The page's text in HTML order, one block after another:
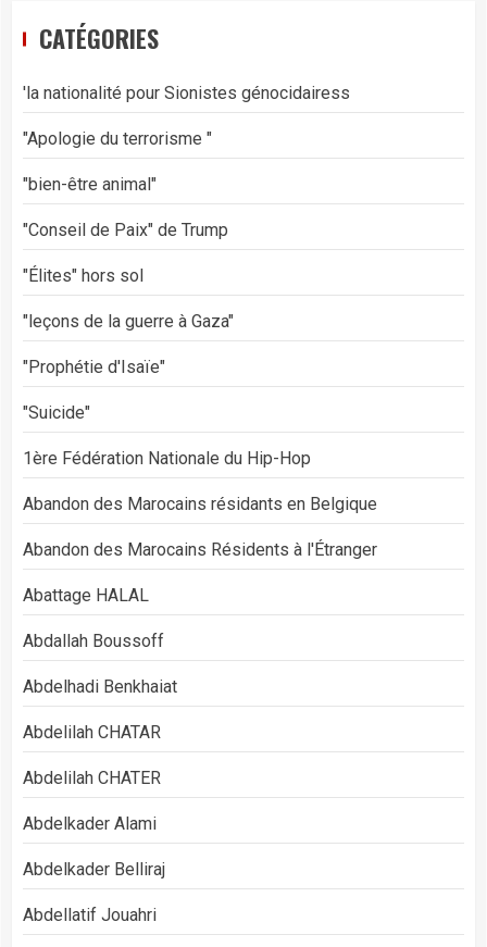
CATÉGORIES
'la nationalité pour Sionistes génocidairess
"Apologie du terrorisme "
"bien-être animal"
"Conseil de Paix" de Trump
"Élites" hors sol
"leçons de la guerre à Gaza"
"Prophétie d'Isaïe"
"Suicide"
1ère Fédération Nationale du Hip-Hop
Abandon des Marocains résidants en Belgique
Abandon des Marocains Résidents à l'Étranger
Abattage HALAL
Abdallah Boussoff
Abdelhadi Benkhaiat
Abdelilah CHATAR
Abdelilah CHATER
Abdelkader Alami
Abdelkader Belliraj
Abdellatif Jouahri